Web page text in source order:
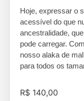
Hoje, expressar o
acessível do que
ancestralidade,
pode carregar.
nosso alaka de
para todos os
R$ 140,00